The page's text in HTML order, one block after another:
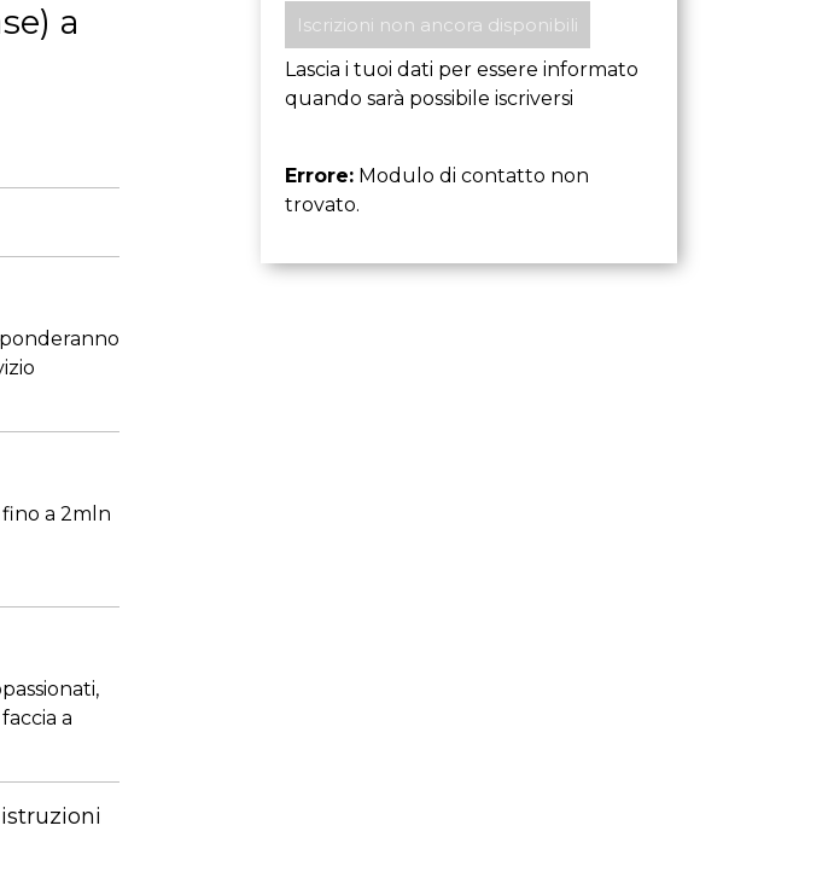
a
a 2mln
a
Iscrizioni non ancora disponibili
Lascia i tuoi dati per essere informato
quando sarà possibile iscriversi
Errore:Modulo di contatto non
trovato.